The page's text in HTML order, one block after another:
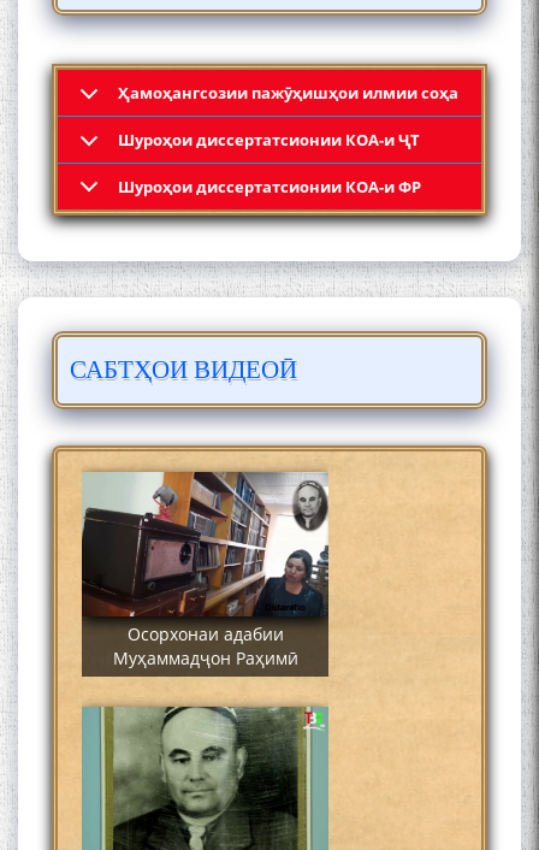
Ҳамоҳангсозии пажӯҳишҳои илмии соҳа
Шyроҳои диссертатсионии КОА-и ҶТ
Шyроҳои диссертатсионии КОА-и ФР
САБТҲОИ ВИДЕОӢ
Кадамчо Худои Шарифзода
Сайре дар Осорхона
Муҳаммадҷон Раҳимӣ
Осорхонаи адабии
Муҳаммадҷон Раҳимӣ